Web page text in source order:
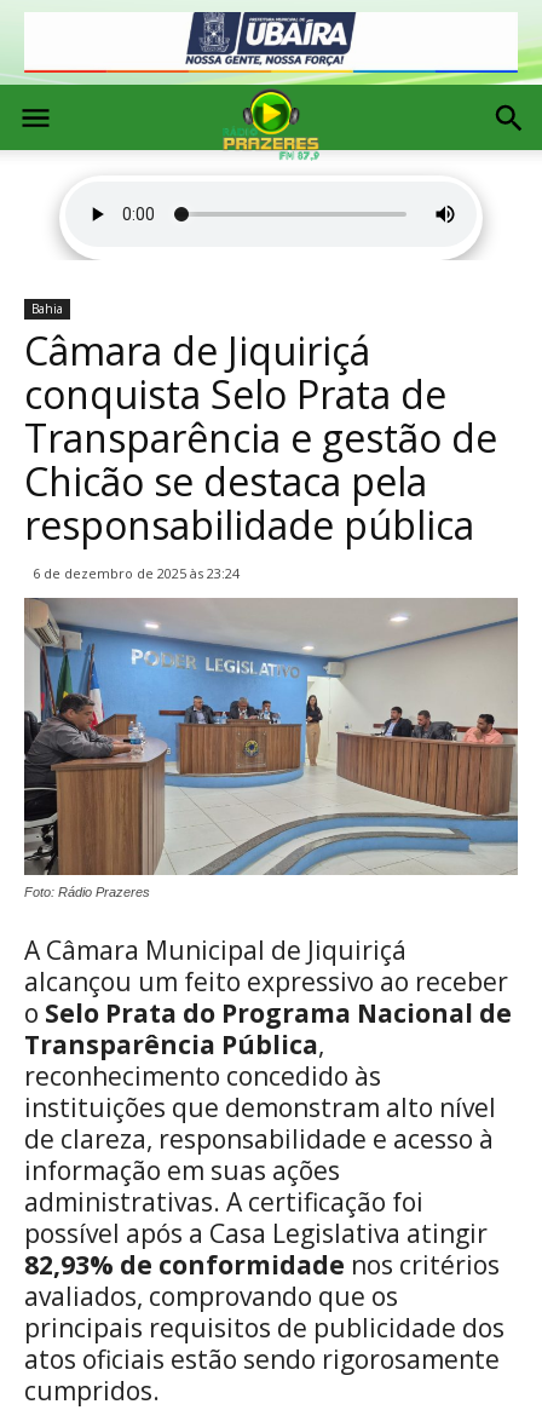
Bahia
Câmara de Jiquiriçá
conquista Selo Prata de
Transparência e gestão de
Chicão se destaca pela
responsabilidade pública
6 de dezembro de 2025 às 23:24
Foto: Rádio Prazeres
A Câmara Municipal de Jiquiriçá
alcançou um feito expressivo ao receber
o Selo Prata do Programa Nacional de
Transparência Pública,
reconhecimento concedido às
instituições que demonstram alto nível
de clareza, responsabilidade e acesso à
informação em suas ações
administrativas. A certificação foi
possível após a Casa Legislativa atingir
82,93% de conformidade nos critérios
avaliados, comprovando que os
principais requisitos de publicidade dos
atos oficiais estão sendo rigorosamente
cumpridos.